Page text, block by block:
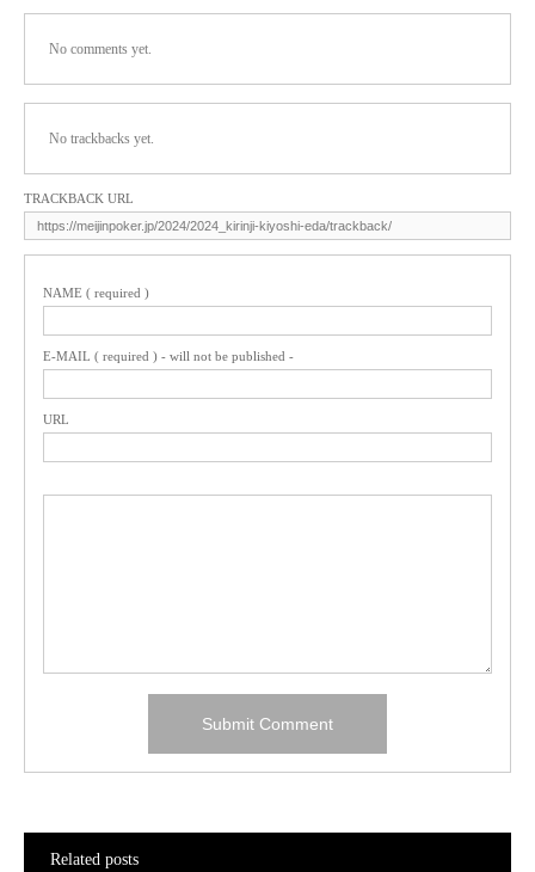
No comments yet.
No trackbacks yet.
TRACKBACK URL
NAME ( required )
E-MAIL ( required ) - will not be published -
URL
Related posts